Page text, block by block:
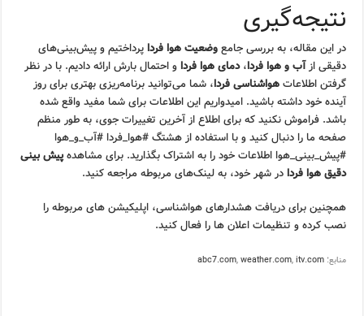
نتیجه‌گیری
در این مقاله، به بررسی جامعوضعیت هوا فردا پرداختیم و پیش‌بینی‌های
دقیقی ازآب و هوا فردا،دمای هوا فردا و احتمال بارش ارائه دادیم. با در نظر
گرفتن اطلاعاتهواشناسی فردا، شما می‌توانید برنامه‌ریزی بهتری برای روز
آینده خود داشته باشید. امیدواریم این اطلاعات برای شما مفید واقع شده
باشد. فراموش نکنید که برای اطلاع از آخرین تغییرات جوی، به طور منظم
صفحه ما را دنبال کنید و با استفاده از هشتگ #هوا_فردا #آب_و_هوا
#پیش_بینی_هوا اطلاعات خود را به اشتراک بگذارید. برای مشاهدهپیش بینی
دقیق هوا فردا در شهر خود، به لینک‌های مربوطه مراجعه کنید.
همچنین برای دریافت هشدارهای هواشناسی، اپلیکیشن های مربوطه را
نصب کرده و تنظیمات اعلان ها را فعال کنید.
منابع: abc7.com,weather.com,itv.com